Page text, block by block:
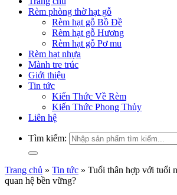
Rèm phòng thờ hạt gỗ
Rèm hạt gỗ Bồ Đề
Rèm hạt gỗ Hương
Rèm hạt gỗ Pơ mu
Rèm hạt nhựa
Mành tre trúc
Giới thiệu
Tin tức
Kiến Thức Về Rèm
Kiến Thức Phong Thủy
Liên hệ
Tìm kiếm:
Trang chủ » Tin tức » Tuổi thân hợp với tuổi
quan hệ bền vững?